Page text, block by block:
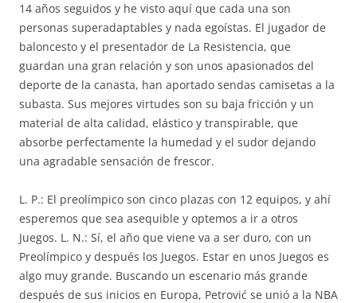
14 años seguidos y he visto aquí que cada una son
personas superadaptables y nada egoístas. El jugador de
baloncesto y el presentador de La Resistencia, que
guardan una gran relación y son unos apasionados del
deporte de la canasta, han aportado sendas camisetas a la
subasta. Sus mejores virtudes son su baja fricción y un
material de alta calidad, elástico y transpirable, que
absorbe perfectamente la humedad y el sudor dejando
una agradable sensación de frescor.
L. P.: El preolímpico son cinco plazas con 12 equipos, y ahí
esperemos que sea asequible y optemos a ir a otros
Juegos. L. N.: Sí, el año que viene va a ser duro, con un
Preolímpico y después los Juegos. Estar en unos Juegos es
algo muy grande. Buscando un escenario más grande
después de sus inicios en Europa, Petrović se unió a la NBA